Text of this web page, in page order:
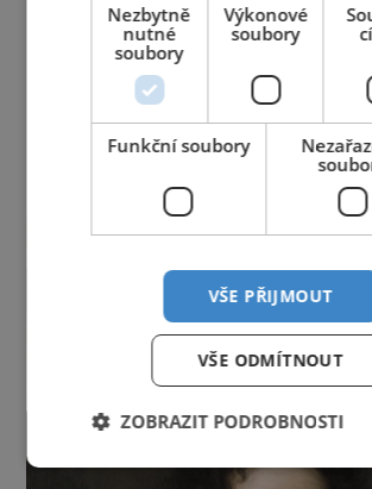
Jihočeský krajJihomoravský kraj
Královéhradecký kraj
Moravskoslezský kraj
Pardubický kraj Plzeňský
Středočeský krajÚstecký kraj
Zlínský kraj
Nezbytně
nutné
soubory
Výkonové
soubory
Funkční soubory
VŠE PŘIJMOUT
VŠE ODMÍTNOUT
ZOBRAZIT PODROBNOSTI